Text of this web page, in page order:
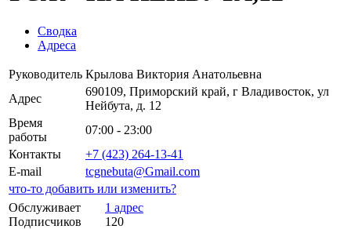
Сводка
Адреса
Руководитель Крылова Виктория Анатольевна
Адрес
690109, Приморский край, г Владивосток, ул
Нейбута, д. 12
Время
работы
07:00 - 23:00
Контакты
+7 (423) 264-13-41
E-mail
tcgnebuta@Gmail.com
что-то добавить или изменить?
Обслуживает
Подписчиков
1 адрес
120